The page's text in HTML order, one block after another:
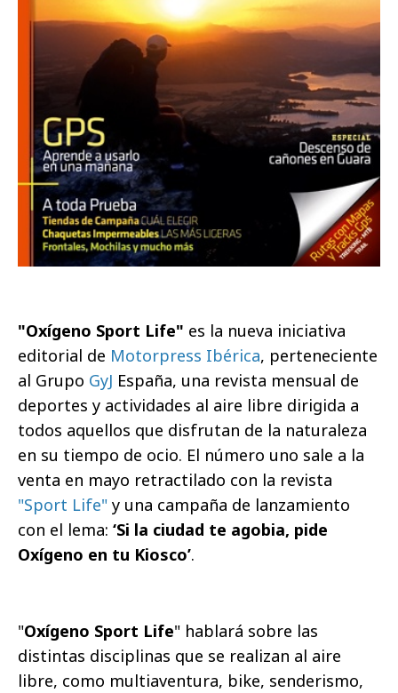
"Oxígeno Sport Life" es la nueva iniciativa
editorial de Motorpress Ibérica, perteneciente
al Grupo GyJ España, una revista mensual de
deportes y actividades al aire libre dirigida a
todos aquellos que disfrutan de la naturaleza
en su tiempo de ocio. El número uno sale a la
venta en mayo retractilado con la revista
"Sport Life" y una campaña de lanzamiento
con el lema: ‘Si la ciudad te agobia, pide
Oxígeno en tu Kiosco’.
"Oxígeno Sport Life" hablará sobre las
distintas disciplinas que se realizan al aire
libre, como multiaventura, bike, senderismo,